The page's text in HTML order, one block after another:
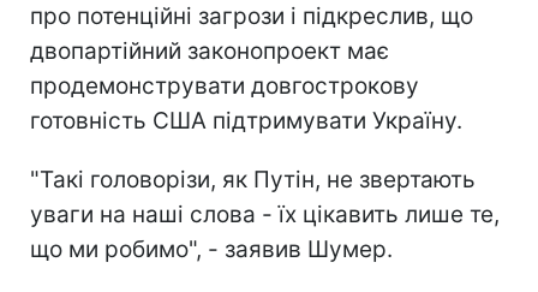
про потенційні загрози і підкреслив, що
двопартійний законопроект має
продемонструвати довгострокову
готовність США підтримувати Україну.
"Такі головорізи, як Путін, не звертають
уваги на наші слова - їх цікавить лише те,
що ми робимо", - заявив Шумер.